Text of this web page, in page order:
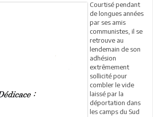
Courtisé pendant
de longues années
par ses amis
communistes, il se
retrouve au
lendemain de son
adhésion
extrêmement
sollicité pour
combler le vide
laissé par la
déportation dans
les camps du Sud